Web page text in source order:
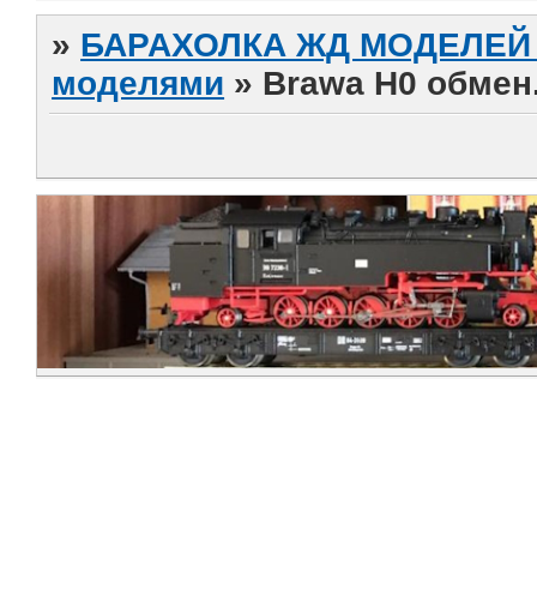
» БАРАХОЛКА ЖД МОДЕЛЕЙ
моделями » Brawa H0